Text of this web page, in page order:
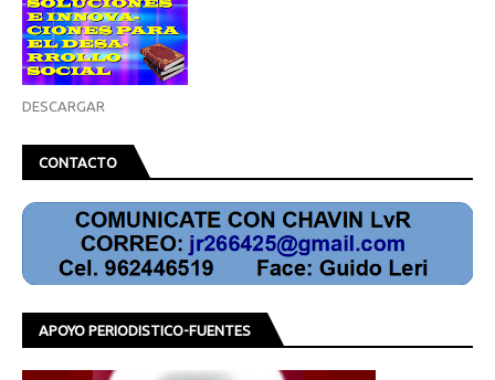
DESCARGAR
CONTACTO
APOYO PERIODISTICO-FUENTES